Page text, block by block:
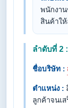
พนักงาน
สินค้าใ
ลำดับที่ 2
ชื่อบริษัท :
ตำแหน่ง :
ลูกค้าจนเ